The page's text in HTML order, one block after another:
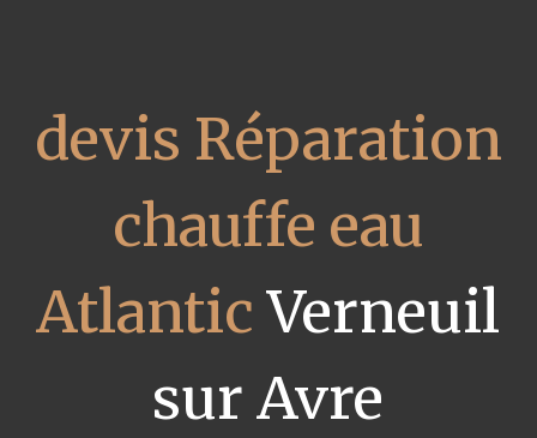
devis Réparation
chauffe eau
Atlantic Verneuil
sur Avre